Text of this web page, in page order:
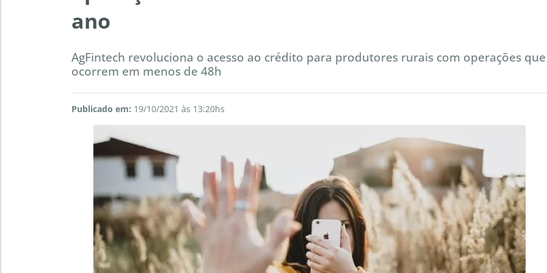
ano
AgFintech revoluciona o acesso ao crédito para produtores rurais com operações que
ocorrem em menos de 48h
Publicado em: 19/10/2021 às 13:20hs